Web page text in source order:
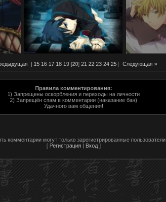
| 15 16 17 18 19[20] 21 22 23 24 25| Следующая »
Правила комментирования:
1) Запрещены оскорбления и переходы на личности
2) Запрещён спам в комментарии (наказание бан)
Удачного вам общения!
комментарии могут только зарегистрированные пользователи.
[ Регистрация| Вход]